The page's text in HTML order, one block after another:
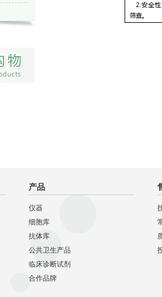
产品
仪器
细胞库
抗体库
公共卫生产品
临床诊断试剂
合作品牌